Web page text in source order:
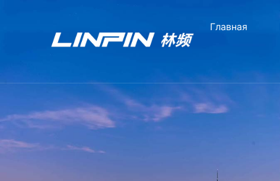
Главная